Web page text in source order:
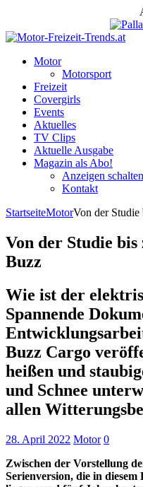
Motor
Motorsport
Freizeit
Covergirls
Events
Aktuelles
TV Clips
Aktuelle Ausgabe
Magazin als Abo!
Anzeigen schalten
Kontakt
StartseiteMotorVon der
Von der Studie
Buzz
Wie ist der
Spannende
Buzz Cargo
heißen und
und Schnee
allen
28. April 2022 Motor 0
Zwischen der Vorstellung
Serienversion, die in